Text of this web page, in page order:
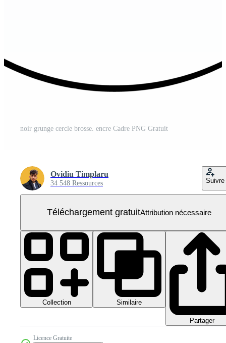
noir grunge cercle brosse. encre Cadre PNG Gratuit
Ovidiu Timplaru
34 548 Ressources Suivre
Téléchargement gratuitAttribution nécessaire
Collection Similaire
Partager
Licence Gratuite